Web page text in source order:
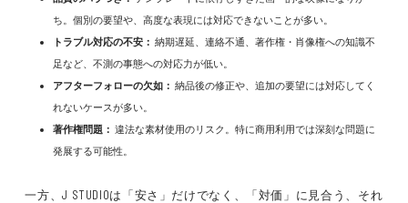
ち。個別の要望や、高度な表現には対応できないことが多い。
トラブル対応の不安： 納期遅延、連絡不通、著作権・肖像権への知識不
足など、不測の事態への対応力が低い。
アフターフォローの欠如： 納品後の修正や、追加の要望には対応してく
れないケースが多い。
著作権問題： 違法な素材使用のリスク。特に商用利用では深刻な問題に
発展する可能性。
一方、J STUDIOは「安さ」だけでなく、「対価」に見合う、それ